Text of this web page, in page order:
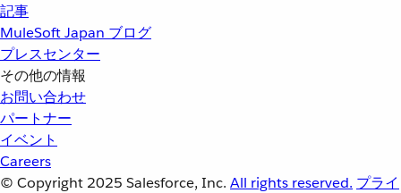
記事
MuleSoft Japan ブログ
プレスセンター
その他の情報
お問い合わせ
パートナー
イベント
Careers
© Copyright 2025 Salesforce, Inc. All rights reserved. プライ